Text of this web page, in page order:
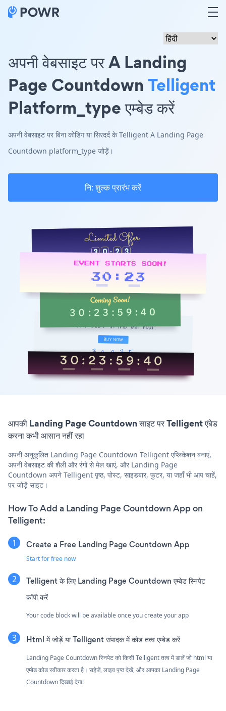
अपनी वेबसाइट पर A Landing
Page CountdownTelligent
Platform_type एम्बेड करें
अपनी वेबसाइट पर बिना कोडिंग या सिरदर्द के Telligent A Landing Page
Countdown platform_type जोड़ें।
नि: शुल्क प्रारंभ करें
आपकी Landing Page Countdown साइट पर Telligent एंबेड
करना कभी आसान नहीं रहा
अपनी अनुकूलित Landing Page Countdown Telligent एप्लिकेशन बनाएं,
अपनी वेबसाइट की शैली और रंगों से मेल खाएं, और Landing Page
Countdown अपने Telligent पृष्ठ, पोस्ट, साइडबार, फुटर, या जहाँ भी आप चाहें,
पर जोड़ें साइट।
How To Add a Landing Page Countdown App on
Telligent:
Create a Free Landing Page Countdown App
Start for free now
Telligent के लिए Landing Page Countdown एम्बेड स्निपेट
कॉपी करें
Your code block will be available once you create your app
Html में जोड़ें या Telligent संपादक में कोड तत्व एम्बेड करें
Landing Page Countdown स्निपेट को किसी Telligent तत्व में डालें जो html या
एम्बेड कोड स्वीकार करता है। सहेजें, लाइव पृष्ठ देखें, और आपका Landing Page
Countdown दिखाई देगा!